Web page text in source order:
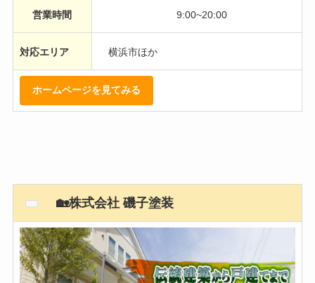
営業時間 9:00~20:00
対応エリア 横浜市ほか
ホームページを見てみる
🏡株式会社 磯子塗装